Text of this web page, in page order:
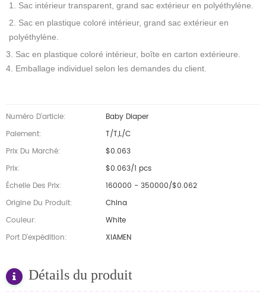
1. Sac intérieur transparent, grand sac extérieur en polyéthylène.
2. Sac en plastique coloré intérieur, grand sac extérieur en
polyéthylène.
3. Sac en plastique coloré intérieur, boîte en carton extérieure.
4. Emballage individuel selon les demandes du client.
Numéro D'article:
Baby Diaper
Paiement:
T/T,L/C
Prix Du Marché:
$0.063
Prix:
$0.063/1 pcs
Échelle Des Prix:
160000 - 350000/$0.062
Origine Du Produit:
China
Couleur:
White
Port D'expédition:
XIAMEN
Détails du produit